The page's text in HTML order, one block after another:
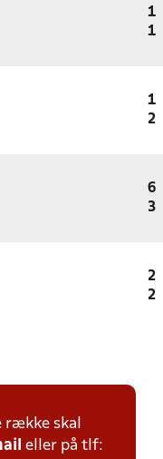
1
1
1
2
6
3
2
2
række skal
eller på tlf: